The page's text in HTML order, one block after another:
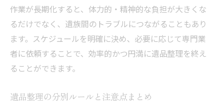
作業が長期化すると、体力的・精神的な負担が大きくな
るだけでなく、遺族間のトラブルにつながることもあり
ます。スケジュールを明確に決め、必要に応じて専門業
者に依頼することで、効率的かつ円満に遺品整理を終え
ることができます。
遺品整理の分別ルールと注意点まとめ